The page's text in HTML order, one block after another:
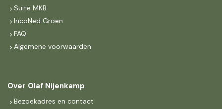
Suite MKB
IncoNed Groen
FAQ
Algemene voorwaarden
Over Olaf Nijenkamp
Bezoekadres en contact